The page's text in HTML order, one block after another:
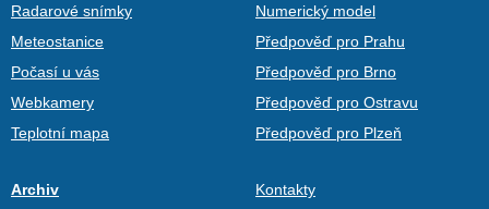
Radarové snímky
Meteostanice
Počasí u vás
Webkamery
Teplotní mapa
Numerický model
Předpověď pro Prahu
Předpověď pro Brno
Předpověď pro Ostravu
Předpověď pro Plzeň
Archiv
Kontakty